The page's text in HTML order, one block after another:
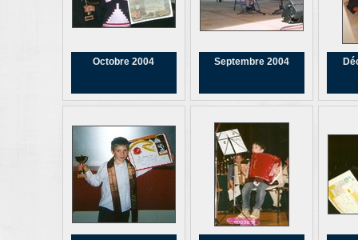
Octobre 2004 Septembre 2004